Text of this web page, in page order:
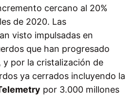
cercano al 20%
de 2020. Las
visto impulsadas en
que han progresado
y por la cristalización de
ya cerrados incluyendo la
por 3.000 millones